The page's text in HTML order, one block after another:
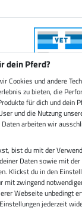
Rechnung
Impressum
dein Pferd?
Cookies und andere
zu bieten, die
für dich und dein
und die Nutzung
Daten arbeiten wir
bist du mit der
Daten sowie mit
Klickst du in den
mit zwingend
Webseite unbedingt
jederzeit